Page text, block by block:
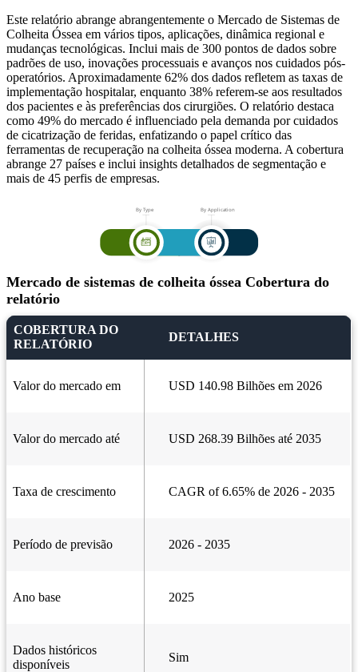
Este relatório abrange abrangentemente o Mercado de Sistemas de
Colheita Óssea em vários tipos, aplicações, dinâmica regional e
mudanças tecnológicas. Inclui mais de 300 pontos de dados sobre
padrões de uso, inovações processuais e avanços nos cuidados pós-
operatórios. Aproximadamente 62% dos dados refletem as taxas de
implementação hospitalar, enquanto 38% referem-se aos resultados
dos pacientes e às preferências dos cirurgiões. O relatório destaca
como 49% do mercado é influenciado pela demanda por cuidados
de cicatrização de feridas, enfatizando o papel crítico das
ferramentas de recuperação na colheita óssea moderna. A cobertura
abrange 27 países e inclui insights detalhados de segmentação e
mais de 45 perfis de empresas.
Mercado de sistemas de colheita óssea Cobertura do
relatório
COBERTURA DO
RELATÓRIO
DETALHES
Valor do mercado em USD 140.98 Bilhões em 2026
Valor do mercado até USD 268.39 Bilhões até 2035
Taxa de crescimento CAGR of 6.65% de 2026 - 2035
Período de previsão 2026 - 2035
Ano base 2025
Dados históricos
disponíveis
Sim